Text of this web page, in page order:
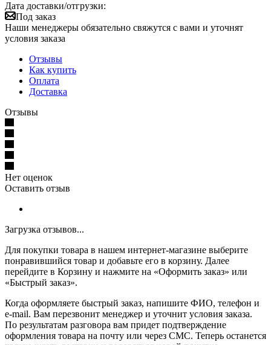
Дата доставки/отгрузки:
Под заказ
Наши менеджеры обязательно свяжутся с вами и уточнят
условия заказа
Отзывы
Как купить
Оплата
Доставка
Отзывы
Нет оценок
Оставить отзыв
Загрузка отзывов...
Для покупки товара в нашем интернет-магазине выберите
понравившийся товар и добавьте его в корзину. Далее
перейдите в Корзину и нажмите на «Оформить заказ» или
«Быстрый заказ».
Когда оформляете быстрый заказ, напишите ФИО, телефон и
e-mail. Вам перезвонит менеджер и уточнит условия заказа.
По результатам разговора вам придет подтверждение
оформления товара на почту или через СМС. Теперь останется